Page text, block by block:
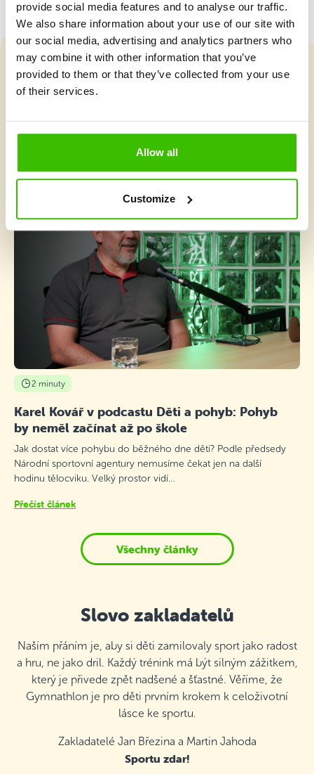
provide social media features and to analyse our traffic.
We also share information about your use of our site with
our social media, advertising and analytics partners who
may combine it with other information that you’ve
provided to them or that they’ve collected from your use
of their services.
Allow all
Customize
Vybrat kurz
Co je v Gymnathlonu nového
2 minuty
Karel Kovář v podcastu Děti a pohyb: Pohyb
by neměl začínat až po škole
Jak dostat více pohybu do běžného dne dětí? Podle předsedy
Národní sportovní agentury nemusíme čekat jen na další
hodinu tělocviku. Velký prostor vidí…
Přečíst článek
Všechny články
Slovo zakladatelů
Naším přáním je, aby si děti zamilovaly sport jako radost
a hru, ne jako dril. Každý trénink má být silným zážitkem,
který je přivede zpět nadšené a šťastné. Věříme, že
Gymnathlon je pro děti prvním krokem k celoživotní
lásce ke sportu.
Zakladatelé Jan Březina a Martin Jahoda
Sportu zdar!